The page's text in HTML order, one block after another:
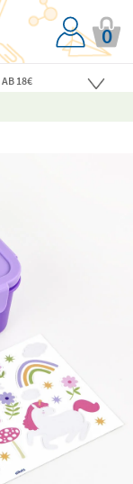
0
AB 18€